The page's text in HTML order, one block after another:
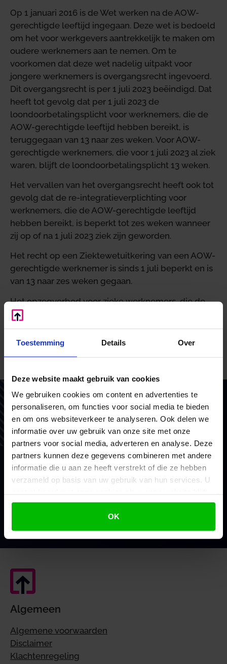
Toestemming Details Over
Deze website maakt gebruik van cookies
We gebruiken cookies om content en advertenties te
personaliseren, om functies voor social media te bieden
en om ons websiteverkeer te analyseren. Ook delen we
informatie over uw gebruik van onze site met onze
partners voor social media, adverteren en analyse. Deze
partners kunnen deze gegevens combineren met andere
informatie die u aan ze heeft verstrekt of die ze hebben
verzameld op basis van uw gebruik van hun services. U
gebruiken.
OK
Op 1 januari 2016 is de Wet werken na de AOW-
gerechtigde leeftijd ingegaan. Deze wet is bedoeld
om het voor werkgevers aantrekkelijk te maken om
oudere werknemers aan te nemen. Om te
voorkomen dat deze wet nadelig uitpakt voor
jongere werknemers is overgangsrecht ingevoerd.
Dit overgangsrecht is per 1 juli 2023 beëindigd. Dat
heeft tot gevolg dat per 1 juli 2023 de
loondoorbetalingsplicht voor werknemers, die de
AOW-gerechtigde leeftijd hebben bereikt, is
teruggegaan van 13 naar zes weken. Voor AOW-
gerechtigde werknemers, die voor 1 juli 2023 al ziek
waren, blijft de loondoorbetalingsplicht 13 weken.
Het vervallen van het overgangsrecht heeft ook tot
gevolg dat de re-integratieverplichting voor
werknemers, die de AOW-gerechtigde leeftijd
hebben bereikt, is beperkt tot zes weken wanneer
zij op of na 1 juli 2023 ziek zijn geworden.
Het recht op een Ziektewetuitkering van een AOW-
gerechtigde werknemer is sinds 1 juli beperkt en is
van 13 naar zes weken gegaan.
Het opzegverbod voor zieke werknemers, die de
AOW-leeftijd hebben bereikt, eindigt wanneer zij
zes weken ziek zijn en herstel niet binnen een
periode van zes weken wordt verwacht.
Bron: Ministerie van Sociale Zaken en Werkgelegenheid |
Vertrouw op BoekZo, net als
honderden andere ondernemers
Als financieel en belastingadviseurs coachen we en
doen we waar we goed in zijn. Voor het MKB en
consultants. Met vaste prijzen, scherp advies en
brede ondersteuning.
Mijn voordeel berekenen
Algemeen
Algemene voorwaarden
Disclaimer
Klachtenregeling